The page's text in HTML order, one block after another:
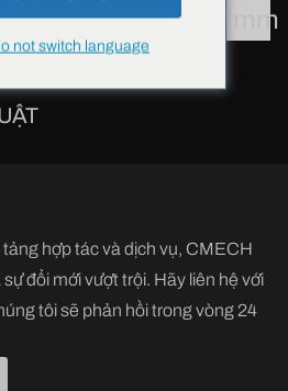
trục hai chiều 27,5 mm
hợp tác và dịch vụ, CMECH
đổi mới vượt trội. Hãy liên hệ với
tôi sẽ phản hồi trong vòng 24
not switch language